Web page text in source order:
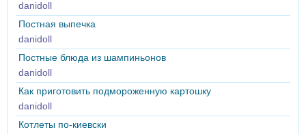
danidoll
Постная выпечка
danidoll
Постные блюда из шампиньонов
danidoll
Как приготовить подмороженную картошку
danidoll
Котлеты по-киевски